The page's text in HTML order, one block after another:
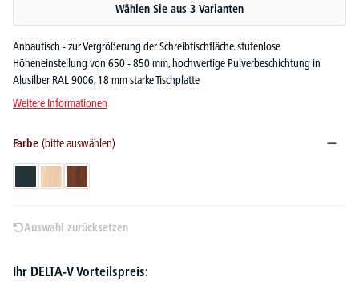
Wählen Sie aus 3 Varianten
Anbautisch - zur Vergrößerung der Schreibtischfläche. stufenlose
Höheneinstellung von 650 - 850 mm, hochwertige Pulverbeschichtung in
Alusilber RAL 9006, 18 mm starke Tischplatte
Weitere Informationen
Farbe (bitte auswählen)
Auswahl zurücksetzen
Ihr DELTA-V Vorteilspreis: